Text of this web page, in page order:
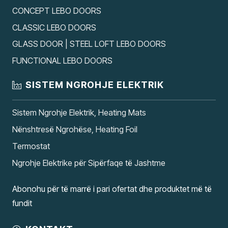
CONCEPT LEBO DOORS
CLASSIC LEBO DOORS
GLASS DOOR | STEEL LOFT LEBO DOORS
FUNCTIONAL LEBO DOORS
SISTEM NGROHJE ELEKTRIK
Sistem Ngrohje Elektrik, Heating Mats
Nënshtresë Ngrohëse, Heating Foil
Termostat
Ngrohje Elektrike për Sipërfaqe të Jashtme
Abonohu për të marrë i pari ofertat dhe produktet më të
fundit